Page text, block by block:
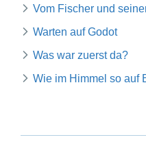
Vom Fischer und
Warten auf Godot
Was war zuerst da?
Wie im Himmel so auf